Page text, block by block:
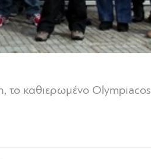
το καθιερωμένο Olympiacos